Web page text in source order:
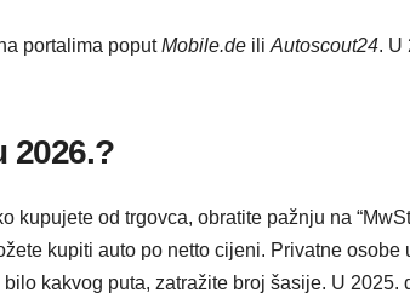
portalima poputMobile.de ili Autoscout24. U
2026.?
kupujete od trgovca, obratite pažnju na
kupiti auto po netto cijeni. Privatne
bilo kakvog puta, zatražite broj šasije. U